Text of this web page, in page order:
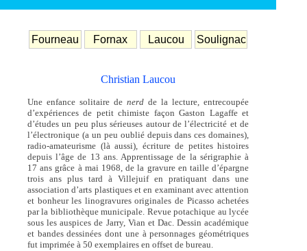
Fourneau Fornax Laucou Soulignac
Christian Laucou
Une enfance solitaire denerd de la lecture, entrecoupée
d’expériences de petit chimiste façon Gaston Lagaffe et
d’études un peu plus sérieuses autour de l’électricité et de
l’électronique (a un peu oublié depuis dans ces domaines),
radio-amateurisme (là aussi), écriture de petites histoires
depuis l’âge de 13 ans. Apprentissage de la sérigraphie à
17 ans grâce à mai 1968, de la gravure en taille d’épargne
trois ans plus tard à Villejuif en pratiquant dans une
association d’arts plastiques et en examinant avec attention
et bonheur les linogravures originales de Picasso achetées
par la bibliothèque municipale. Revue potachique au lycée
sous les auspices de Jarry, Vian et Dac. Dessin académique
et bandes dessinées dont une à personnages géométriques
fut imprimée à 50 exemplaires en offset de bureau.